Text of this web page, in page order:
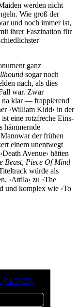
werden nicht
Wie groß der
und noch immer ist,
ihrer Faszination für
ganz
sogar noch
nach, als dies
war. Zwar
na klar — frappierend
›William Kidd‹ in der
eine rotzfreche Eins-
hämmernde
der frühen
einem unentwegt
Avenue‹ hätten
Beast, Piece Of Mind
würde als
›Attila‹ zu ›The
und komplex wie ›To